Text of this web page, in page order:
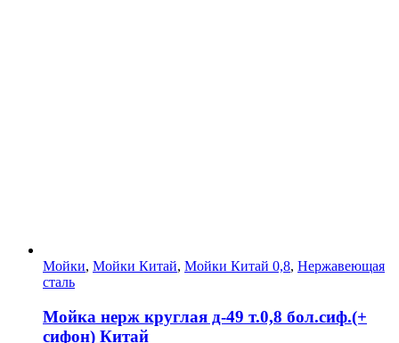
Мойки, Мойки Китай, Мойки Китай 0,8, Нержавеющая
сталь
Мойка нерж круглая д-49 т.0,8 бол.сиф.(+
сифон) Китай